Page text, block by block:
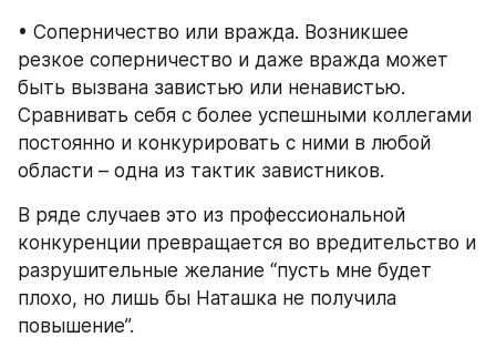
• Соперничество или вражда. Возникшее
резкое соперничество и даже вражда может
быть вызвана завистью или ненавистью.
Сравнивать себя с более успешными коллегами
постоянно и конкурировать с ними в любой
области – одна из тактик завистников.
В ряде случаев это из профессиональной
конкуренции превращается во вредительство и
разрушительные желание “пусть мне будет
плохо, но лишь бы Наташка не получила
повышение”.